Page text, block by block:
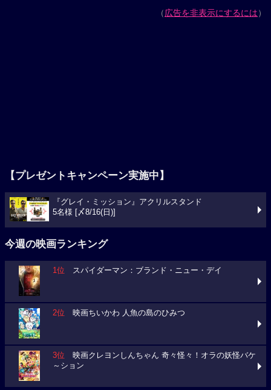
（広告を非表示にするには）
【プレゼントキャンペーン実施中】
『グレイ・ミッション』アクリルスタンド
5名様 [〆8/16(日)]
今週の映画ランキング
1位 スパイダーマン：ブランド・ニュー・デイ
2位 映画ちいかわ 人魚の島のひみつ
3位 映画クレヨンしんちゃん 奇々怪々！オラの妖怪バケ
～ション